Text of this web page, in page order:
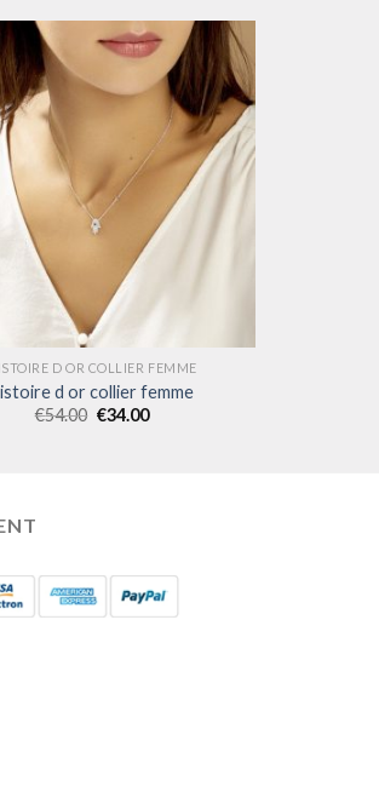
D OR COLLIER FEMME
d or collier femme
€54.00 €34.00